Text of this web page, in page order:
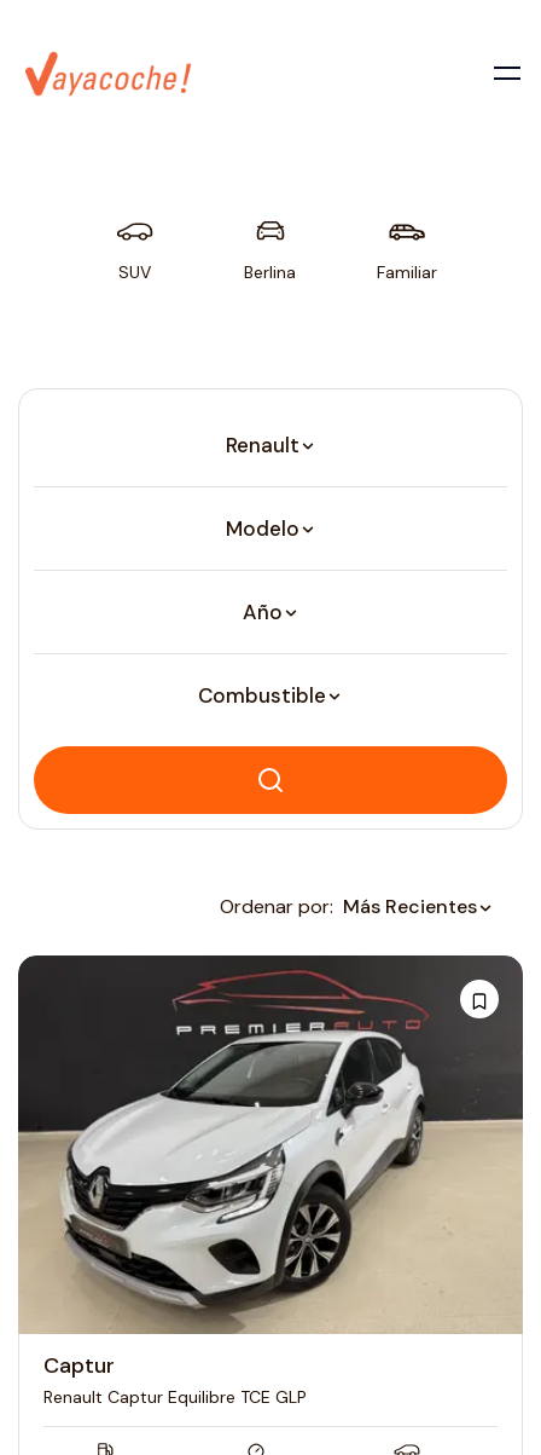
SUV Berlina Familiar
Renault
Modelo
Año
Combustible
Ordenar por: Más Recientes
Captur
Renault Captur Equilibre TCE GLP